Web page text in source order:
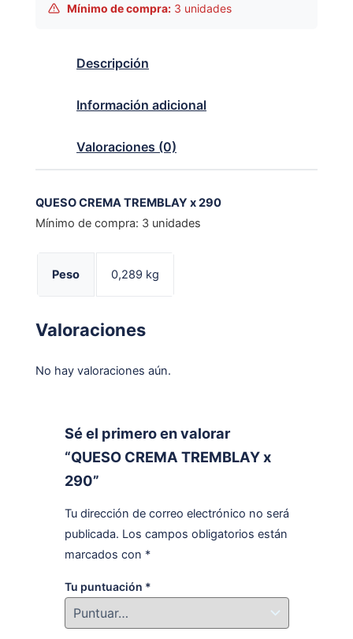
Mínimo de compra: 3 unidades
Descripción
Información adicional
Valoraciones (0)
QUESO CREMA TREMBLAY x 290
Mínimo de compra: 3 unidades
Peso 0,289 kg
Valoraciones
No hay valoraciones aún.
Sé el primero en valorar
“QUESO CREMA TREMBLAY x
290”
Tu dirección de correo electrónico no será
publicada. Los campos obligatorios están
marcados con *
Tu puntuación *